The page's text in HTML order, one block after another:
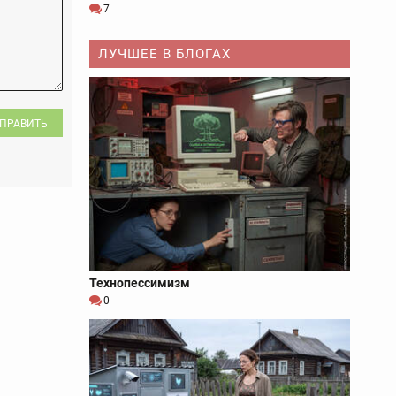
7
ЛУЧШЕЕ В БЛОГАХ
Технопессимизм
0